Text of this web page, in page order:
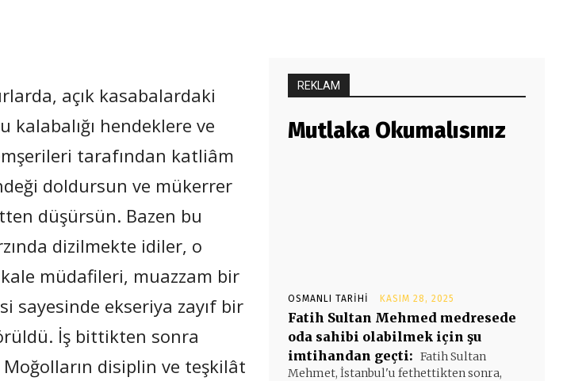
açık kasabalardaki
kalabalığı hendeklere ve
tarafından katliâm
doldursun ve mükerrer
düşürsün. Bazen bu
dizilmekte idiler, o
kale müdafileri, muazzam bir
sayesinde ekseriya zayıf bir
İş bittikten sonra
disiplin ve teşkilât
REKLAM
Mutlaka Okumalısınız
OSMANLI TARIHI KASIM 28, 2025
Fatih Sultan Mehmed medresede
oda sahibi olabilmek için şu
imtihandan geçti: Fatih Sultan
Mehmet, İstanbul'u fethettikten sonra,